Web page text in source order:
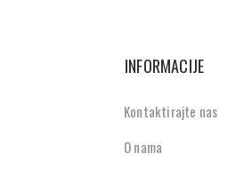
INFORMACIJE
Kontaktirajte nas
O nama